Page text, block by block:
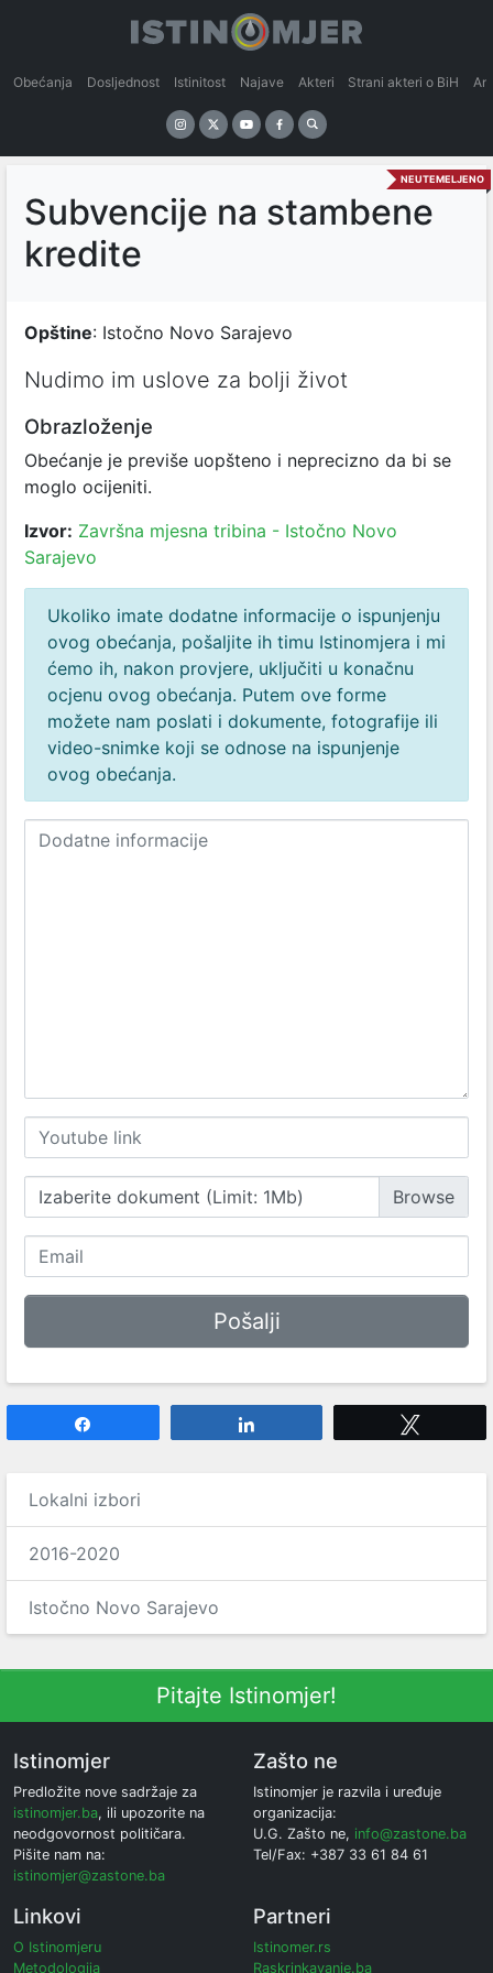
Obećanja Dosljednost Istinitost Najave Akteri Strani akteri o BiH
NEUTEMELJENO
Subvencije na stambene
kredite
Opštine: Istočno Novo Sarajevo
Nudimo im uslove za bolji život
Obrazloženje
Obećanje je previše uopšteno i neprecizno da bi se
moglo ocijeniti.
Izvor: Završna mjesna tribina - Istočno Novo
Sarajevo
Ukoliko imate dodatne informacije o ispunjenju
ovog obećanja, pošaljite ih timu Istinomjera i mi
ćemo ih, nakon provjere, uključiti u konačnu
ocjenu ovog obećanja. Putem ove forme
možete nam poslati i dokumente, fotografije ili
video-snimke koji se odnose na ispunjenje
ovog obećanja.
Izaberite dokument (Limit: 1Mb)
Lokalni izbori
2016-2020
Istočno Novo Sarajevo
Pitajte Istinomjer!
Istinomjer
Predložite nove sadržaje za
istinomjer.ba, ili upozorite na
neodgovornost političara.
Pišite nam na:
istinomjer@zastone.ba
Zašto ne
Istinomjer je razvila i uređuje
organizacija:
U.G. Zašto ne, info@zastone.ba
Tel/Fax: +387 33 61 84 61
Linkovi
O Istinomjeru
Metodologija
Partneri
Istinomer.rs
Raskrinkavanje.ba